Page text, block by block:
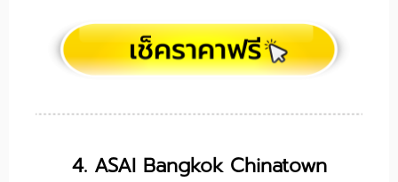
4. ASAI Bangkok Chinatown